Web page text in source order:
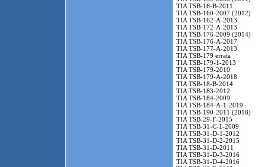
TIA TSB-16-B-2011
TIA TSB-160-2007 (2012)
TIA TSB-162-A-2013
TIA TSB-172-A-2013
TIA TSB-176-2009 (2014)
TIA TSB-176-A-2017
TIA TSB-177-A-2013
TIA TSB-179 errata
TIA TSB-179-1-2013
TIA TSB-179-2010
TIA TSB-179-A-2018
TIA TSB-18-B-2014
TIA TSB-183-2012
TIA TSB-184-2009
TIA TSB-184-A-1-2019
TIA TSB-190-2011 (2018)
TIA TSB-29-F-2015
TIA TSB-31-C-1-2009
TIA TSB-31-D-1-2012
TIA TSB-31-D-2-2015
TIA TSB-31-D-2011
TIA TSB-31-D-3-2016
TIA TSB-31-D-4-2016